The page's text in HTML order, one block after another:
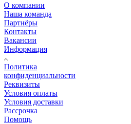
О компании
Наша команда
Партнёры
Контакты
Вакансии
Информация
Политика
конфиденциальности
Реквизиты
Условия оплаты
Условия доставки
Рассрочка
Помощь